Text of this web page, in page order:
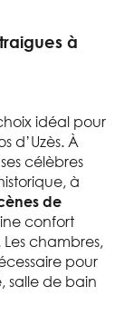
à
idéal pour
d’Uzès. À
célèbres
à
de
confort
chambres,
pour
salle de bain